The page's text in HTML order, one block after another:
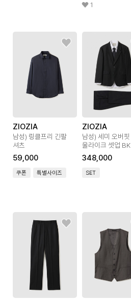
1
ZIOZIA
남성) 링클프리 긴팔
셔츠
59,000
쿠폰 특별사이즈
ZIOZIA
남성) 세미 오버핏
울라이크 셋업 BK
348,000
SET